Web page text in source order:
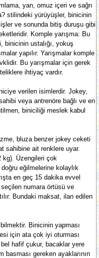
yan, omuz içeri ve sağrı
stilindeki yürüyüşler, binicinin
ve sonunda bitiş duruşu gibi
Komple yarışma: Bu
binicinin ustalığı, yokuş
yapılır. Yarışmalar komple
Bu yarışmalar için gerek
ihtiyaç vardır.
verilen isimlerdir. Jokey,
veya antrenöre bağlı ve en
biniciliği meslek kabul
bluza benzer jokey ceketi
sahibine ait renklere uyar.
kg). Üzengileri çok
eğilmelerine kolaylık
en geç 15 dakika evvel
numara örtüsü ve
Bundaki maksat, ilan edilen
Binicinin yapması
için ata çok iyi oturması
hafif çukur, bacaklar yere
basması gereken ayaklarının